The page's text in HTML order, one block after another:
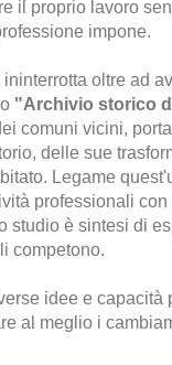
il proprio lavoro
impone.
oltre ad
"Archivio storico
comuni vicini,
delle sue
Legame
professionali
studio è sintesi di
competono.
idee e
al meglio i